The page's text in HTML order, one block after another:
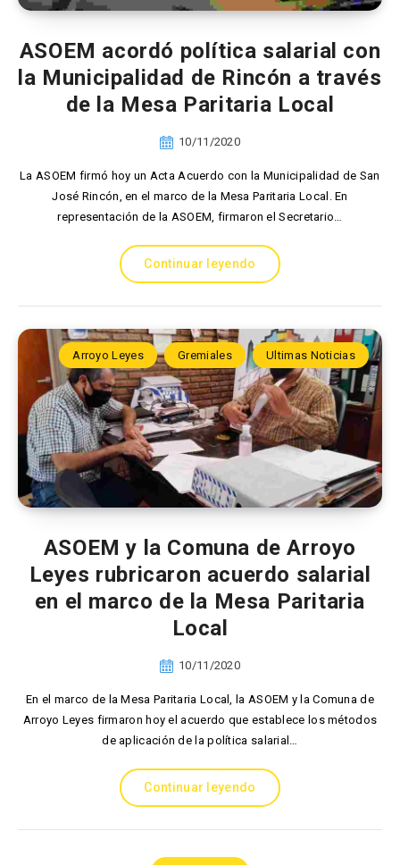
ASOEM acordó política salarial con
la Municipalidad de Rincón a través
de la Mesa Paritaria Local
10/11/2020
La ASOEM firmó hoy un Acta Acuerdo con la Municipalidad de San
José Rincón, en el marco de la Mesa Paritaria Local. En
representación de la ASOEM, firmaron el Secretario…
Continuar leyendo
Arroyo Leyes Gremiales Ultimas Noticias
ASOEM y la Comuna de Arroyo
Leyes rubricaron acuerdo salarial
en el marco de la Mesa Paritaria
Local
10/11/2020
En el marco de la Mesa Paritaria Local, la ASOEM y la Comuna de
Arroyo Leyes firmaron hoy el acuerdo que establece los métodos
de aplicación de la política salarial…
Continuar leyendo